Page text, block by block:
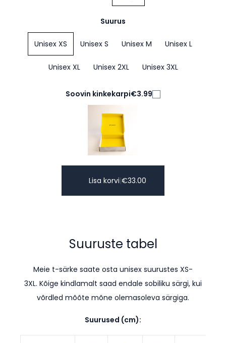
Suurus
Unisex XS Unisex S Unisex M Unisex L
Unisex XL Unisex 2XL Unisex 3XL
Soovin kinkekarpi€3.99
Lisa korvi|€33.00
Suuruste tabel
Meie t-särke saate osta unisex suurustes XS-
3XL. Kõige kindlamalt saad endale sobiliku särgi, kui
võrdled mõõte mõne olemasoleva särgiga.
Suurused (cm):